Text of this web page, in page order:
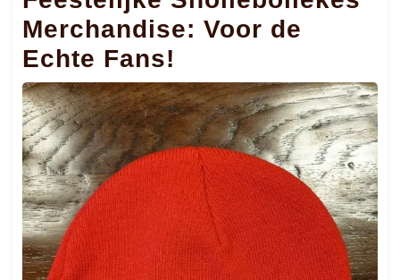
Merchandise: Voor de
Echte Fans!